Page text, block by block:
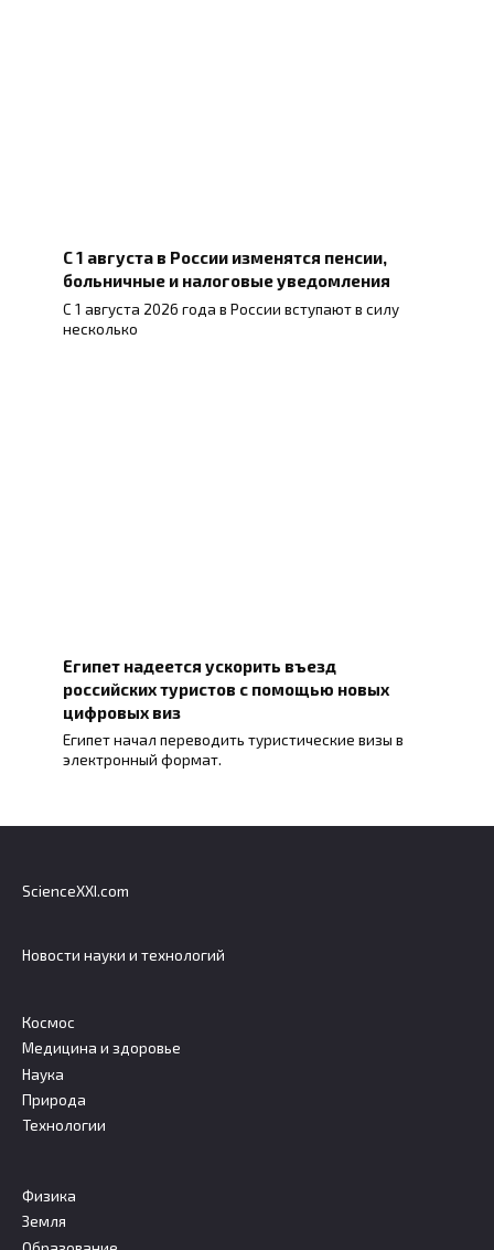
С 1 августа в России изменятся пенсии,
больничные и налоговые уведомления
С 1 августа 2026 года в России вступают в силу
несколько
Египет надеется ускорить въезд
российских туристов с помощью новых
цифровых виз
Египет начал переводить туристические визы в
электронный формат.
ScienceXXI.com
Новости науки и технологий
Космос
Медицина и здоровье
Наука
Природа
Технологии
Физика
Земля